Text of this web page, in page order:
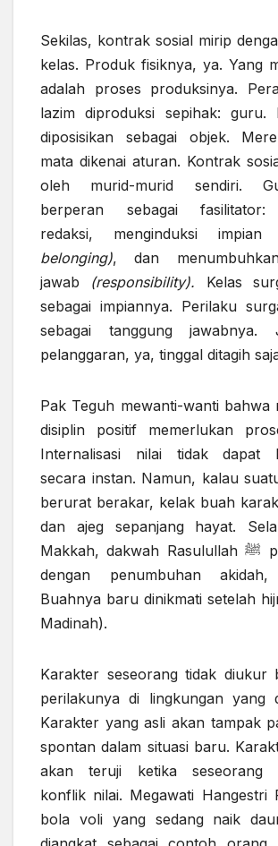
Sekilas, kontrak sosial mirip
kelas. Produk fisiknya, ya. Yang
adalah proses produksinya.
lazim diproduksi sepihak: guru.
diposisikan sebagai objek.
mata dikenai aturan. Kontrak
oleh murid-murid sendiri.
berperan sebagai fasilitator:
redaksi, menginduksi impian
belonging), dan
jawab (responsibility). Kelas
sebagai impiannya. Perilaku
sebagai tanggung jawabnya.
pelanggaran, ya, tinggal ditagih
Pak Teguh mewanti-wanti bahwa
disiplin positif memerlukan
Internalisasi nilai tidak dapat
secara instan. Namun, kalau
berurat berakar, kelak buah
dan ajeg sepanjang hayat.
Makkah, dakwah Rasulullah ﷺ pun berkutat
dengan penumbuhan akidah,
Buahnya baru dinikmati setelah
Madinah).
Karakter seseorang tidak diukur
perilakunya di lingkungan yang
Karakter yang asli akan tampak
spontan dalam situasi baru.
akan teruji ketika seseorang
konflik nilai. Megawati Hangestri
bola voli yang sedang naik